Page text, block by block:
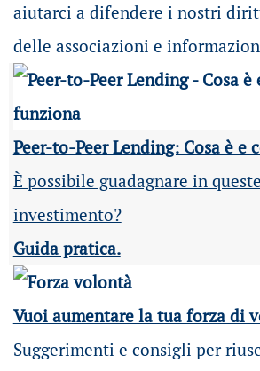
aiutarci a difendere i nostri
delle associazioni e
Peer-to-Peer Lending: Cosa è e
È possibile guadagnare in
investimento?
Guida pratica.
Vuoi aumentare la tua forza di
Suggerimenti e consigli per